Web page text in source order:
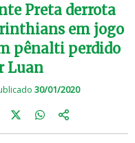
Preta derrota
em jogo
pênalti perdido
Luan
30/01/2020